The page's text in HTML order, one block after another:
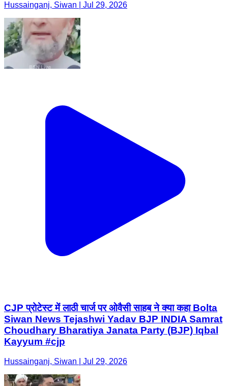
Hussainganj, Siwan | Jul 29, 2026
CJP प्रोटेस्ट में लाठी चार्ज पर ओवैसी साहब ने क्या कहा Bolta
Siwan News Tejashwi Yadav BJP INDIA Samrat
Choudhary Bharatiya Janata Party (BJP) Iqbal
Kayyum #cjp
Hussainganj, Siwan | Jul 29, 2026